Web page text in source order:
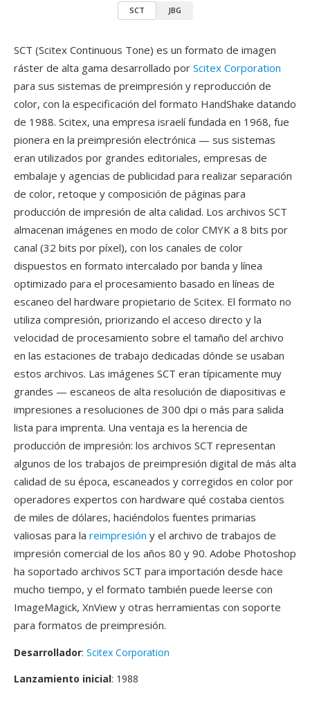
SCT JBG
SCT (Scitex Continuous Tone) es un formato de imagen
ráster de alta gama desarrollado por Scitex Corporation
para sus sistemas de preimpresión y reproducción de
color, con la especificación del formato HandShake datando
de 1988. Scitex, una empresa israelí fundada en 1968, fue
pionera en la preimpresión electrónica — sus sistemas
eran utilizados por grandes editoriales, empresas de
embalaje y agencias de publicidad para realizar separación
de color, retoque y composición de páginas para
producción de impresión de alta calidad. Los archivos SCT
almacenan imágenes en modo de color CMYK a 8 bits por
canal (32 bits por píxel), con los canales de color
dispuestos en formato intercalado por banda y línea
optimizado para el procesamiento basado en líneas de
escaneo del hardware propietario de Scitex. El formato no
utiliza compresión, priorizando el acceso directo y la
velocidad de procesamiento sobre el tamaño del archivo
en las estaciones de trabajo dedicadas dónde se usaban
estos archivos. Las imágenes SCT eran típicamente muy
grandes — escaneos de alta resolución de diapositivas e
impresiones a resoluciones de 300 dpi o más para salida
lista para imprenta. Una ventaja es la herencia de
producción de impresión: los archivos SCT representan
algunos de los trabajos de preimpresión digital de más alta
calidad de su época, escaneados y corregidos en color por
operadores expertos con hardware qué costaba cientos
de miles de dólares, haciéndolos fuentes primarias
valiosas para la reimpresión y el archivo de trabajos de
impresión comercial de los años 80 y 90. Adobe Photoshop
ha soportado archivos SCT para importación desde hace
mucho tiempo, y el formato también puede leerse con
ImageMagick, XnView y otras herramientas con soporte
para formatos de preimpresión.
Desarrollador: Scitex Corporation
Lanzamiento inicial: 1988